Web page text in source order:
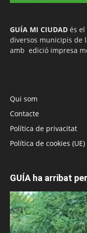
GUÍA MI CIUDAD és
diversos municipis de
amb edició impresa
Qui som
Contacte
Política de privacitat
Política de cookies (UE)
GUÍA ha arribat
Reproductor
de
vídeo